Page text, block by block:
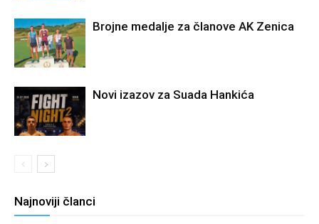
Brojne medalje za članove AK Zenica
Novi izazov za Suada Hankića
Najnoviji članci